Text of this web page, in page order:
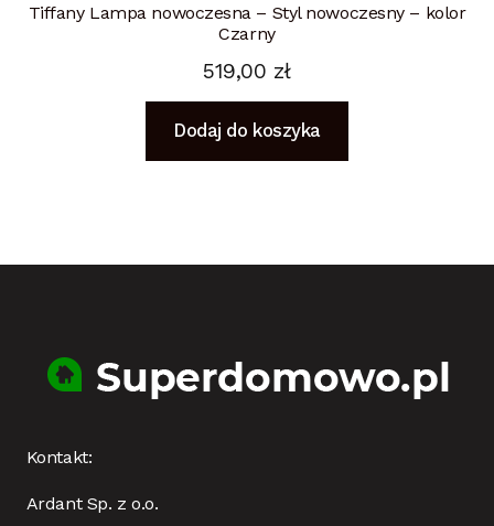
Tiffany Lampa nowoczesna – Styl nowoczesny – kolor
Czarny
519,00 zł
Dodaj do koszyka
Kontakt:
Ardant Sp. z o.o.